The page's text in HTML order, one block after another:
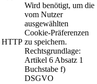
HTTP
Wird benötigt, um die
vom Nutzer
ausgewählten
Cookie-Präferenzen
zu speichern.
Rechtsgrundlage:
Artikel 6 Absatz 1
Buchstabe f)
DSGVO